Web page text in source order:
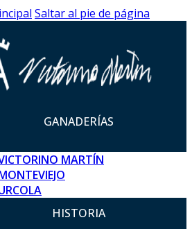
Saltar al pie de página
GANADERÍAS
MARTÍN
HISTORIA